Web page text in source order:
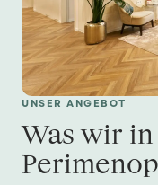
UNSER ANGEBOT
Was wir